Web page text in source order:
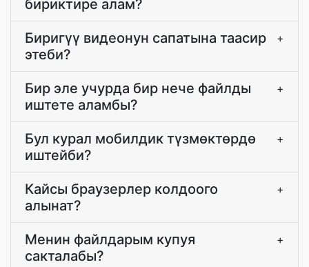
бириктире алам?
Биригүү видеонун сапатына таасир
этеби?
+
Бир эле учурда бир нече файлды
иштете аламбы?
+
Бул курал мобилдик түзмөктөрдө
иштейби?
+
Кайсы браузерлер колдоого
алынат?
+
Менин файлдарым купуя
сакталабы?
+